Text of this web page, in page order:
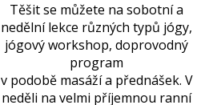
Těšit se můžete na sobotní a
nedělní lekce různých typů jógy,
jógový workshop, doprovodný
program
v podobě masáží a přednášek. V
neděli na velmi příjemnou ranní